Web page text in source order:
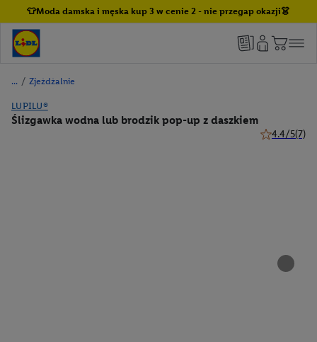
👕Moda damska i męska kup 3 w cenie 2 - nie przegap okazji👗
/ Zjeżdżalnie
LUPILU®
Ślizgawka wodna lub brodzik pop-up z daszkiem
4.4/5(7)